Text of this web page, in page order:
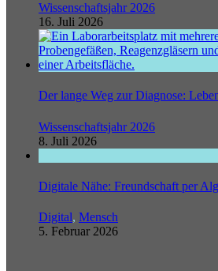
Wissenschaftsjahr 2026
16. Juli 2026
Der lange Weg zur Diagnose:
Wissenschaftsjahr 2026
8. Juli 2026
Digitale Nähe: Freundschaft per
Digital, Mensch
5. Februar 2026